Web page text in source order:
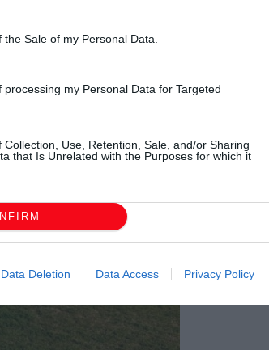
Sale of my Personal Data.
processing my Personal Data for Targeted
Collection, Use, Retention, Sale, and/or Sharing
that Is Unrelated with the Purposes for which it
Data Deletion Data Access Privacy Policy